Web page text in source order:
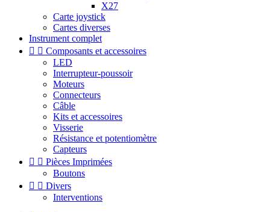
X27
Carte joystick
Cartes diverses
Instrument complet
  Composants et accessoires
LED
Interrupteur-poussoir
Moteurs
Connecteurs
Câble
Kits et accessoires
Visserie
Résistance et potentiomètre
Capteurs
  Pièces Imprimées
Boutons
  Divers
Interventions